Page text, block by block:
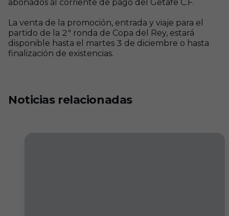
abonados al corriente de pago del Getafe C.F.
La venta de la promoción, entrada y viaje para el
partido de la 2ª ronda de Copa del Rey, estará
disponible hasta el martes 3 de diciembre o hasta
finalización de existencias.
Noticias relacionadas